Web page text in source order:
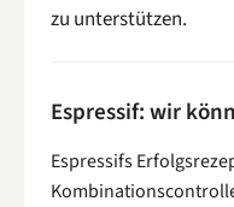
zu unterstützen.
Espressif: wir
Espressifs